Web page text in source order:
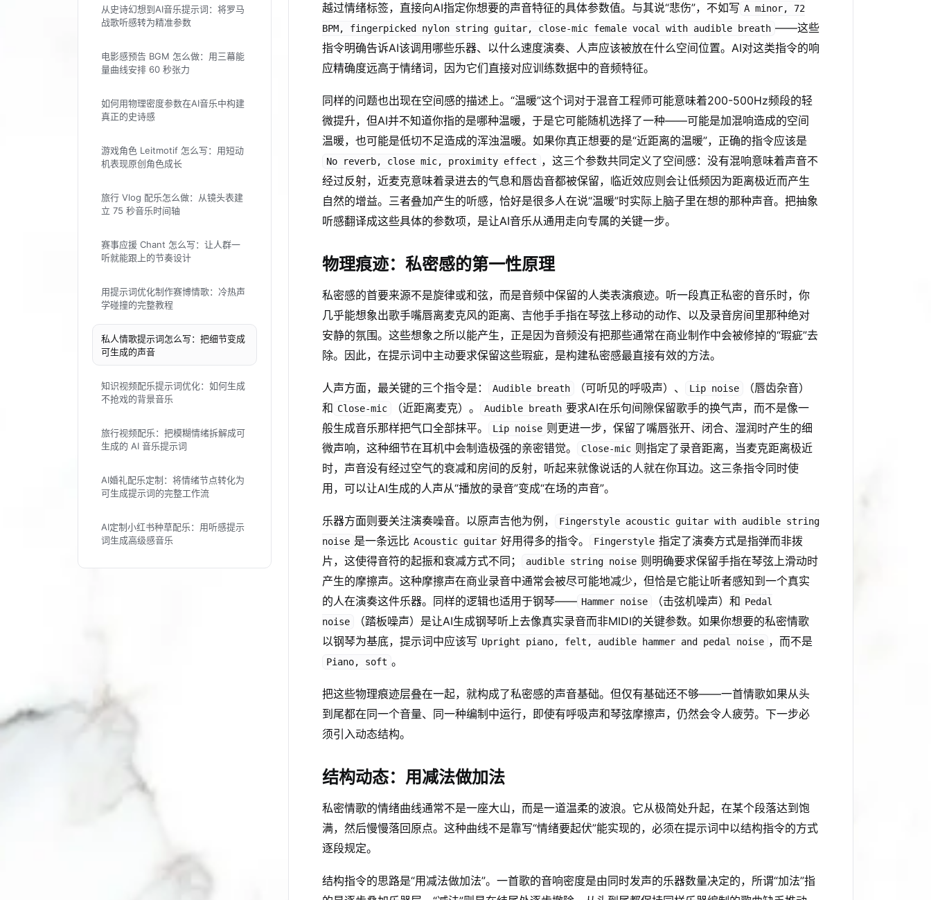
从史诗幻想到AI音乐提示词：将罗马
战歌听感转为精准参数
电影感预告 BGM 怎么做：用三幕能
量曲线安排 60 秒张力
如何用物理密度参数在AI音乐中构建
真正的史诗感
游戏角色 Leitmotif 怎么写：用短动
机表现原创角色成长
旅行 Vlog 配乐怎么做：从镜头表建
立 75 秒音乐时间轴
赛事应援 Chant 怎么写：让人群一
听就能跟上的节奏设计
用提示词优化制作赛博情歌：冷热声
学碰撞的完整教程
私人情歌提示词怎么写：把细节变成
可生成的声音
知识视频配乐提示词优化：如何生成
不抢戏的背景音乐
旅行视频配乐：把模糊情绪拆解成可
生成的 AI 音乐提示词
AI婚礼配乐定制：将情绪节点转化为
可生成提示词的完整工作流
AI定制小红书种草配乐：用听感提示
词生成高级感音乐
越过情绪标签，直接向AI指定你想要的声音特征的具体参数值。与其说“悲伤”，不如写 A minor, 72
BPM, fingerpicked nylon string guitar, close-mic female vocal with audible breath ——这些
指令明确告诉AI该调用哪些乐器、以什么速度演奏、人声应该被放在什么空间位置。AI对这类指令的响
应精确度远高于情绪词，因为它们直接对应训练数据中的音频特征。
同样的问题也出现在空间感的描述上。“温暖”这个词对于混音工程师可能意味着200-500Hz频段的轻
微提升，但AI并不知道你指的是哪种温暖，于是它可能随机选择了一种——可能是加混响造成的空间
温暖，也可能是低切不足造成的浑浊温暖。如果你真正想要的是“近距离的温暖”，正确的指令应该是
No reverb, close mic, proximity effect ，这三个参数共同定义了空间感：没有混响意味着声音不
经过反射，近麦克意味着录进去的气息和唇齿音都被保留，临近效应则会让低频因为距离极近而产生
自然的增益。三者叠加产生的听感，恰好是很多人在说“温暖”时实际上脑子里在想的那种声音。把抽象
听感翻译成这些具体的参数项，是让AI音乐从通用走向专属的关键一步。
物理痕迹：私密感的第一性原理
私密感的首要来源不是旋律或和弦，而是音频中保留的人类表演痕迹。听一段真正私密的音乐时，你
几乎能想象出歌手嘴唇离麦克风的距离、吉他手手指在琴弦上移动的动作、以及录音房间里那种绝对
安静的氛围。这些想象之所以能产生，正是因为音频没有把那些通常在商业制作中会被修掉的“瑕疵”去
除。因此，在提示词中主动要求保留这些瑕疵，是构建私密感最直接有效的方法。
人声方面，最关键的三个指令是： Audible breath （可听见的呼吸声）、 Lip noise
（唇齿杂音）
和 Close-mic （近距离麦克）。 Audible breath 要求AI在乐句间隙保留歌手的换气声，而不是像一
般生成音乐那样把气口全部抹平。
Lip noise 则更进一步，保留了嘴唇张开、闭合、湿润时产生的细
微声响，这种细节在耳机中会制造极强的亲密错觉。
Close-mic 则指定了录音距离，当麦克距离极近
时，声音没有经过空气的衰减和房间的反射，听起来就像说话的人就在你耳边。这三条指令同时使
用，可以让AI生成的人声从“播放的录音”变成“在场的声音”。
乐器方面则要关注演奏噪音。以原声吉他为例，
Fingerstyle acoustic guitar with audible string
noise 是一条远比 Acoustic guitar 好用得多的指令。 Fingerstyle 指定了演奏方式是指弹而非拨
片，这使得音符的起振和衰减方式不同；
audible string noise 则明确要求保留手指在琴弦上滑动时
产生的摩擦声。这种摩擦声在商业录音中通常会被尽可能地减少，但恰是它能让听者感知到一个真实
的人在演奏这件乐器。同样的逻辑也适用于钢琴—— Hammer noise （击弦机噪声）和 Pedal
noise
（踏板噪声）是让AI生成钢琴听上去像真实录音而非MIDI的关键参数。如果你想要的私密情歌
以钢琴为基底，提示词中应该写 Upright piano, felt, audible hammer and pedal noise ，而不是
Piano, soft 。
把这些物理痕迹层叠在一起，就构成了私密感的声音基础。但仅有基础还不够——一首情歌如果从头
到尾都在同一个音量、同一种编制中运行，即使有呼吸声和琴弦摩擦声，仍然会令人疲劳。下一步必
须引入动态结构。
结构动态：用减法做加法
私密情歌的情绪曲线通常不是一座大山，而是一道温柔的波浪。它从极简处升起，在某个段落达到饱
满，然后慢慢落回原点。这种曲线不是靠写“情绪要起伏”能实现的，必须在提示词中以结构指令的方式
逐段规定。
结构指令的思路是“用减法做加法”。一首歌的音响密度是由同时发声的乐器数量决定的，所谓“加法”指